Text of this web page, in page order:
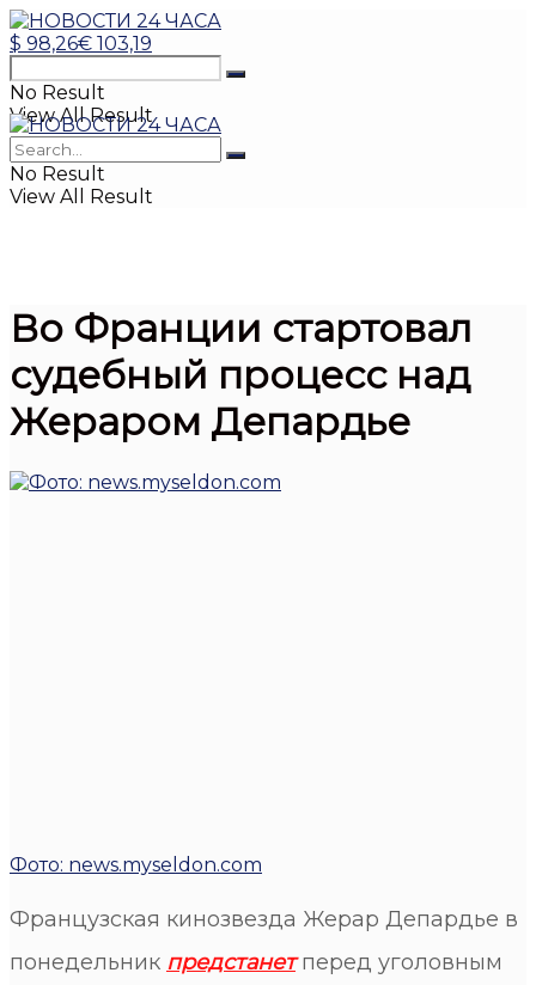
$ 98,26€ 103,19
No Result
View All Result
No Result
View All Result
Во Франции стартовал
судебный процесс над
Жераром Депардье
Фото: news.myseldon.com
Французская кинозвезда Жерар Депардье в
понедельник предстанет перед уголовным